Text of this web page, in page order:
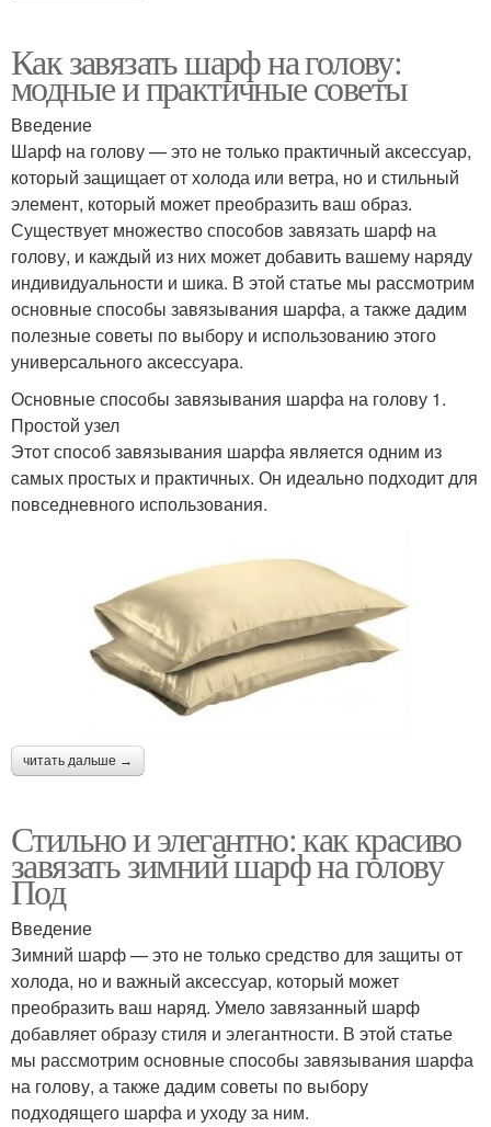
Как завязать шарф на голову:
модные и практичные советы
Введение
Шарф на голову — это не только практичный аксессуар,
который защищает от холода или ветра, но и стильный
элемент, который может преобразить ваш образ.
Существует множество способов завязать шарф на
голову, и каждый из них может добавить вашему наряду
индивидуальности и шика. В этой статье мы рассмотрим
основные способы завязывания шарфа, а также дадим
полезные советы по выбору и использованию этого
универсального аксессуара.
Основные способы завязывания шарфа на голову 1.
Простой узел
Этот способ завязывания шарфа является одним из
самых простых и практичных. Он идеально подходит для
повседневного использования.
читать дальше →
Стильно и элегантно: как красиво
завязать зимний шарф на голову
Под
Введение
Зимний шарф — это не только средство для защиты от
холода, но и важный аксессуар, который может
преобразить ваш наряд. Умело завязанный шарф
добавляет образу стиля и элегантности. В этой статье
мы рассмотрим основные способы завязывания шарфа
на голову, а также дадим советы по выбору
подходящего шарфа и уходу за ним.